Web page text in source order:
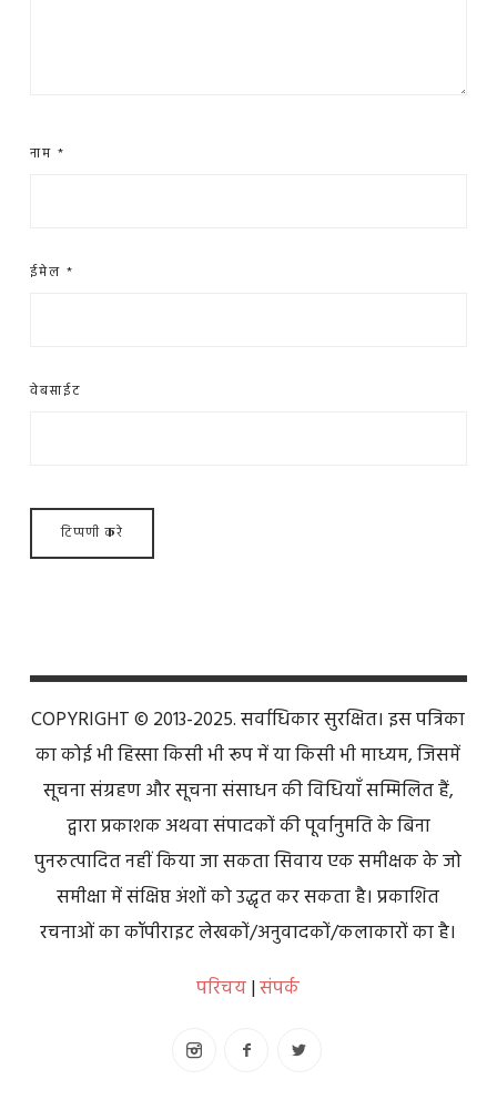
नाम *
ईमेल *
वेबसाईट
COPYRIGHT © 2013-2025. सर्वाधिकार सुरक्षित। इस पत्रिका
का कोई भी हिस्सा किसी भी रूप में या किसी भी माध्यम, जिसमें
सूचना संग्रहण और सूचना संसाधन की विधियाँ सम्मिलित हैं,
द्वारा प्रकाशक अथवा संपादकों की पूर्वानुमति के बिना
पुनरुत्पादित नहीं किया जा सकता सिवाय एक समीक्षक के जो
समीक्षा में संक्षिप्त अंशों को उद्धृत कर सकता है। प्रकाशित
रचनाओं का कॉपीराइट लेखकों/अनुवादकों/कलाकारों का है।
परिचय|संपर्क